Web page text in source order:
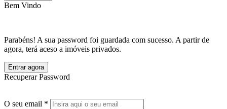
Bem Vindo
Parabéns! A sua password foi guardada com sucesso. A partir de
agora, terá aceso a imóveis privados.
Entrar agora
Recuperar Password
O seu email *